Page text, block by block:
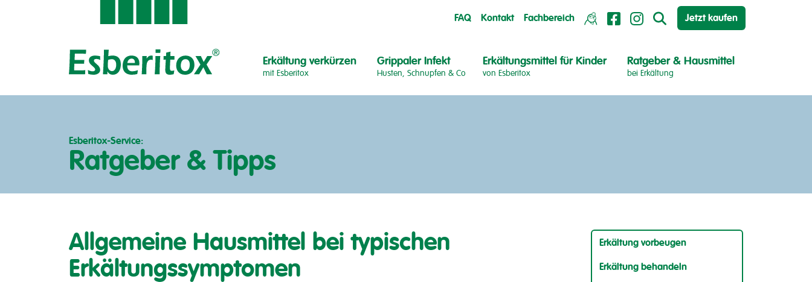
FAQ Kontakt Fachbereich Jetzt kaufen
Erkältung verkürzen
mit Esberitox
Grippaler Infekt
Husten, Schnupfen & Co
Erkältungsmittel für Kinder
von Esberitox
Ratgeber & Hausmittel
bei Erkältung
Esberitox-Service:
Ratgeber & Tipps
Allgemeine Hausmittel bei typischen
Erkältungssymptomen
Erkältung vorbeugen
Erkältung behandeln